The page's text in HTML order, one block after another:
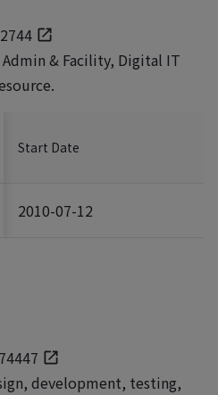
& Facility, Digital IT
Start Date
2010-07-12
development, testing,